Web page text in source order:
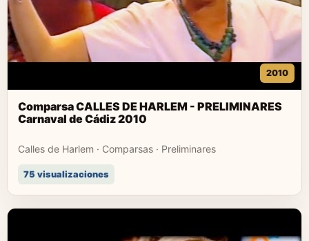
2010
Comparsa CALLES DE HARLEM - PRELIMINARES
Carnaval de Cádiz 2010
Calles de Harlem · Comparsas · Preliminares
75 visualizaciones